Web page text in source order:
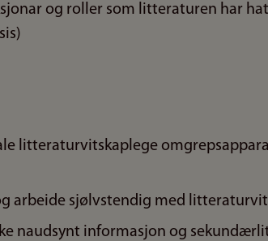
og roller som litteraturen har
litteraturvitskaplege
arbeide sjølvstendig med
naudsynt informasjon og